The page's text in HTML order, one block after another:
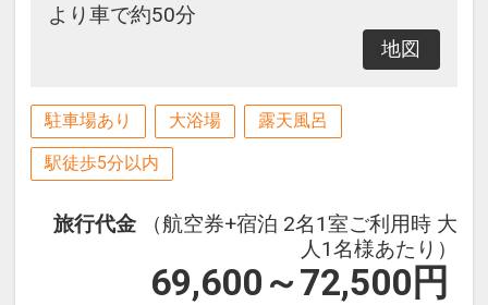
より車で約50分
地図
駐車場あり 大浴場 露天風呂
駅徒歩5分以内
旅行代金
（航空券+宿泊 2名1室ご利用時 大
人1名様あたり）
69,600～72,500 円